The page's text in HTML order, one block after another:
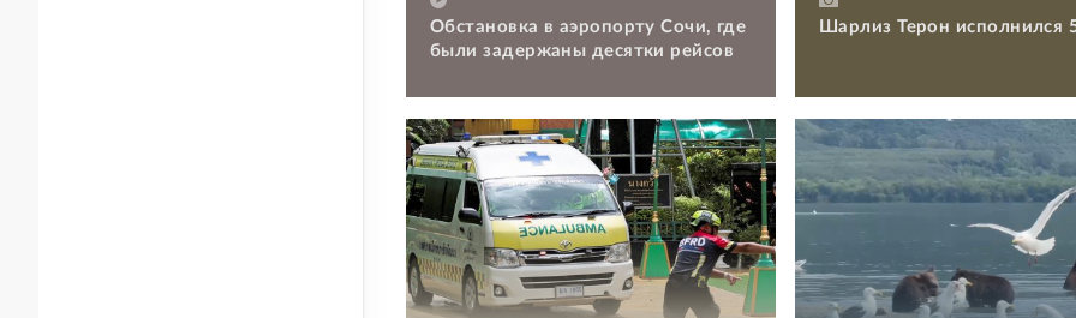
Обстановка в аэропорту Сочи, где
были задержаны десятки рейсов
Шарлиз Терон исполнился